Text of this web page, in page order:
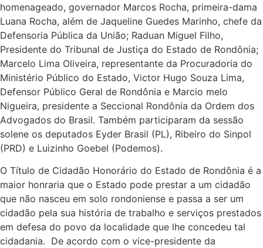
homenageado, governador Marcos Rocha, primeira-dama
Luana Rocha, além de Jaqueline Guedes Marinho, chefe da
Defensoria Pública da União; Raduan Miguel Filho,
Presidente do Tribunal de Justiça do Estado de Rondônia;
Marcelo Lima Oliveira, representante da Procuradoria do
Ministério Público do Estado, Victor Hugo Souza Lima,
Defensor Público Geral de Rondônia e Marcio melo
Nigueira, presidente a Seccional Rondônia da Ordem dos
Advogados do Brasil. Também participaram da sessão
solene os deputados Eyder Brasil (PL), Ribeiro do Sinpol
(PRD) e Luizinho Goebel (Podemos).
O Título de Cidadão Honorário do Estado de Rondônia é a
maior honraria que o Estado pode prestar a um cidadão
que não nasceu em solo rondoniense e passa a ser um
cidadão pela sua história de trabalho e serviços prestados
em defesa do povo da localidade que lhe concedeu tal
cidadania. De acordo com o vice-presidente da